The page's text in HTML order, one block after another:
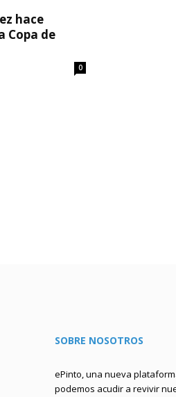
hace
Copa de
0
SOBRE NOSOTROS
ePinto, una nueva
podemos acudir a revivir